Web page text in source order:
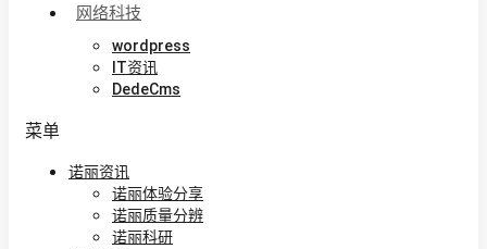
网络科技
wordpress
IT资讯
DedeCms
菜单
诺丽资讯
诺丽体验分享
诺丽质量分辨
诺丽科研